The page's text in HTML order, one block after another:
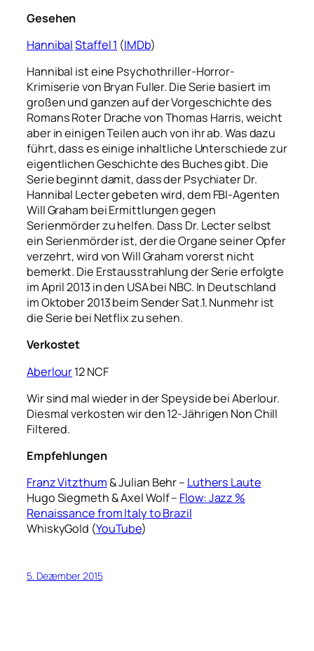
Gesehen
HannibalStaffel 1 (IMDb)
Hannibal ist eine Psychothriller-Horror-
Krimiserie von Bryan Fuller. Die Serie basiert im
großen und ganzen auf der Vorgeschichte des
Romans Roter Drache von Thomas Harris, weicht
aber in einigen Teilen auch von ihr ab. Was dazu
führt, dass es einige inhaltliche Unterschiede zur
eigentlichen Geschichte des Buches gibt. Die
Serie beginnt damit, dass der Psychiater Dr.
Hannibal Lecter gebeten wird, dem FBI-Agenten
Will Graham bei Ermittlungen gegen
Serienmörder zu helfen. Dass Dr. Lecter selbst
ein Serienmörder ist, der die Organe seiner Opfer
verzehrt, wird von Will Graham vorerst nicht
bemerkt. Die Erstausstrahlung der Serie erfolgte
im April 2013 in den USA bei NBC. In Deutschland
im Oktober 2013 beim Sender Sat.1. Nunmehr ist
die Serie bei Netflix zu sehen.
Verkostet
Aberlour12 NCF
Wir sind mal wieder in der Speyside bei Aberlour.
Diesmal verkosten wir den 12-Jährigen Non Chill
Filtered.
Empfehlungen
Franz Vitzthum& Julian Behr – Luthers Laute
Hugo Siegmeth & Axel Wolf – Flow: Jazz %
Renaissance from Italy to Brazil
WhiskyGold (YouTube)
5. Dezember 2015